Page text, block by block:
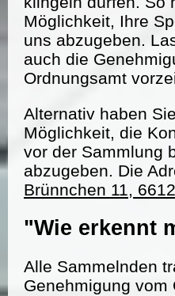
Möglichkeit, Ihre
uns abzugeben.
auch die
Ordnungsamt
Alternativ haben
Möglichkeit, die
vor der Sammlung
abzugeben. Die
Brünnchen 11,
"Wie erkennt
Alle Sammelnden
Genehmigung vom